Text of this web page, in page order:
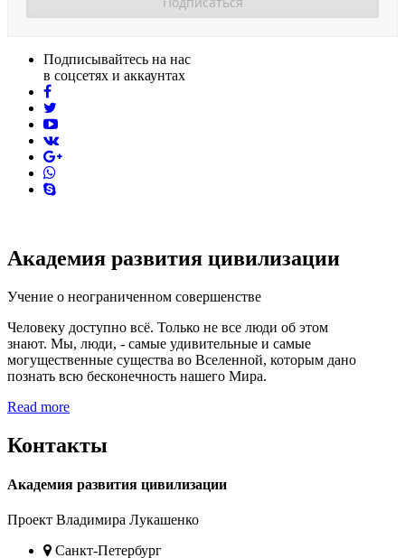
Подписывайтесь на нас
в соцсетях и аккаунтах
facebook
youtube
vk
skype
Академия развития цивилизации
Учение о неограниченном совершенстве
Человеку доступно всё. Только не все люди об этом
знают. Мы, люди, - самые удивительные и самые
могущественные существа во Вселенной, которым дано
познать всю бесконечность нашего Мира.
Read more
Контакты
Академия развития цивилизации
Проект Владимира Лукашенко
Location
Санкт-Петербург